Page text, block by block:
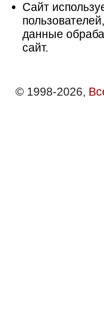
Сайт
данные
сайт.
© 1998-2026,